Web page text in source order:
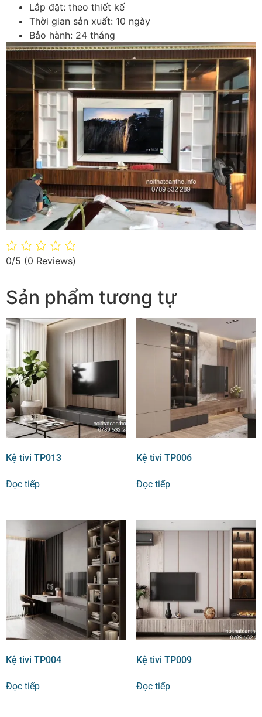
Lắp đặt: theo thiết kế
Thời gian sản xuất: 10 ngày
Bảo hành: 24 tháng
0/5 (0 Reviews)
Sản phẩm tương tự
Kệ tivi TP013
Đọc tiếp
Kệ tivi TP006
Đọc tiếp
Kệ tivi TP004
Đọc tiếp
Kệ tivi TP009
Đọc tiếp